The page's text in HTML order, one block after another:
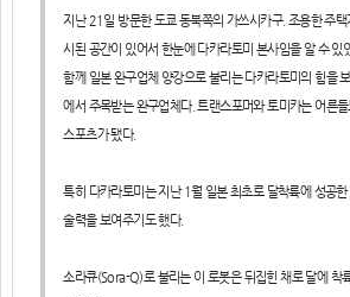
지난 21일 방문한 도쿄 동북쪽의 가쓰시카구. 조용한 주
시된 공간이 있어서 한눈에 다카라토미 본사임을 알 수
함께 일본 완구업체 양강으로 불리는 다카라토미의 힘을
에서 주목받는 완구업체다. 트랜스포머와 토미카는 어른
스포츠가 됐다.
특히 다카라토미는 지난 1월 일본 최초로 달착륙에 성공
술력을 보여주기도 했다.
소라큐(Sora-Q)로 불리는 이 로봇은 뒤집힌 채로 달에 착